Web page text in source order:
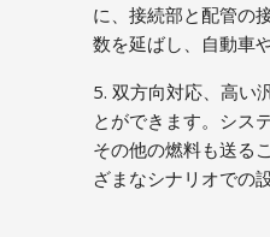
に、接続部と配管の
数を延ばし、自動車
5. 双方向対応、高い
とができます。シス
その他の燃料も送る
ざまなシナリオでの